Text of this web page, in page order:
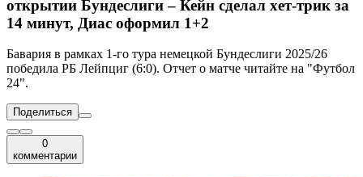
открытии Бундеслиги – Кейн сделал хет-трик за
14 минут, Диас оформил 1+2
Бавария в рамках 1-го тура немецкой Бундеслиги 2025/26
победила РБ Лейпциг (6:0). Отчет о матче читайте на "Футбол
24".
Поделиться
0
комментарии